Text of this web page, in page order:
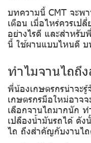
บทความนี้ CMT จะ
เตือน เมื่อไหร่ควรเป
อย่างไรดี และสำหรับ
นี้ ใช้ผานแบบไหนดี บ
ทำไมจานไถถึ
พี่น้องเกษตรกรน่าจะ
เกษตรกรมือใหม่อาจ
เลือกจานไถมากนัก
เปลืองน้ำมันรถได้ ดัง
ไถ ถึงสำคัญกับงานไ